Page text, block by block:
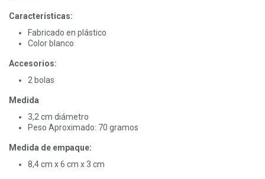
Características:
Fabricado en plástico
Color blanco
Accesorios:
2 bolas
Medida
3,2 cm diámetro
Peso Aproximado: 70 gramos
Medida de empaque:
8,4 cm x 6 cm x 3 cm